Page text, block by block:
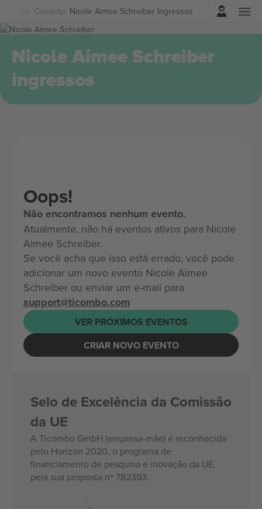
Comedy Nicole Aimee Schreiber Ingressos
Entrar
Nicole Aimee Schreiber
ingressos
Oops!
Não encontramos nenhum evento.
Atualmente, não há eventos ativos para Nicole
Aimee Schreiber.
Se você acha que isso está errado, você pode
adicionar um novo evento Nicole Aimee
Schreiber ou enviar um e-mail para
support@ticombo.com
VER PRÓXIMOS EVENTOS
CRIAR NOVO EVENTO
Selo de Excelência da Comissão
da UE
A Ticombo GmbH (empresa-mãe) é reconhecida
pelo Horizon 2020, o programa de
financiamento de pesquisa e inovação da UE,
pela sua proposta nº 782393.